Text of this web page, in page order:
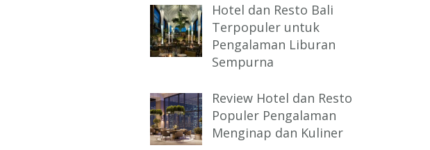
Hotel dan Resto Bali
Terpopuler untuk
Pengalaman Liburan
Sempurna
Review Hotel dan Resto
Populer Pengalaman
Menginap dan Kuliner